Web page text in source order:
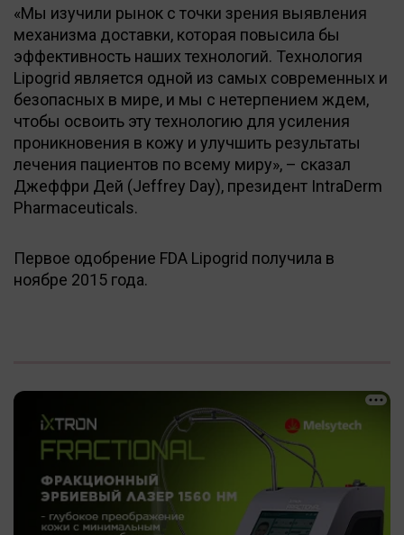
«Мы изучили рынок с точки зрения выявления
механизма доставки, которая повысила бы
эффективность наших технологий. Технология
Lipogrid является одной из самых современных и
безопасных в мире, и мы с нетерпением ждем,
чтобы освоить эту технологию для усиления
проникновения в кожу и улучшить результаты
лечения пациентов по всему миру», – сказал
Джеффри Дей (Jeffrey Day), президент IntraDerm
Pharmaceuticals.
Первое одобрение FDA Lipogrid получила в
ноябре 2015 года.